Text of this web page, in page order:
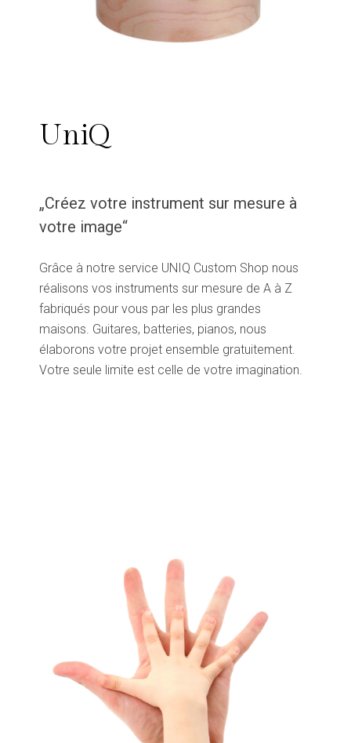
UniQ
„Créez votre instrument sur mesure à
votre image“
Grâce à notre service UNIQ Custom Shop nous
réalisons vos instruments sur mesure de A à Z
fabriqués pour vous par les plus grandes
maisons. Guitares, batteries, pianos, nous
élaborons votre projet ensemble gratuitement.
Votre seule limite est celle de votre imagination.